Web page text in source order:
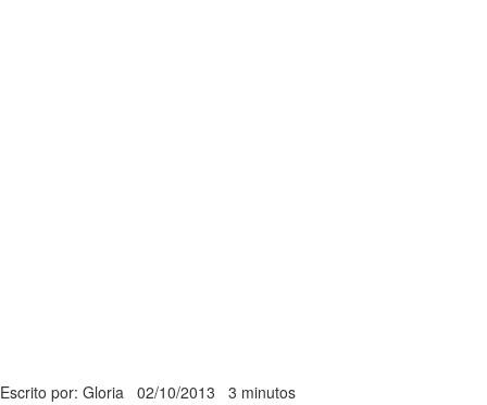
Escrito por: Gloria 02/10/2013 3 minutos